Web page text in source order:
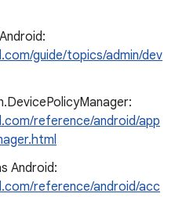
guide/topics/admin/dev
reference/android/app
Android:
reference/android/acc